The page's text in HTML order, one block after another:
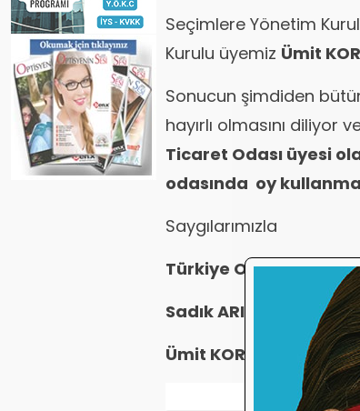
Seçimlere Yönetim
Kurulu üyemiz Ümit
Sonucun şimdiden
hayırlı olmasını diliyor
Ticaret Odası üyesi
odasında oy
Saygılarımızla
Türkiye Optik ve
Sadık ARIKAN
Cep:
Ümit KORKMAZERCep: